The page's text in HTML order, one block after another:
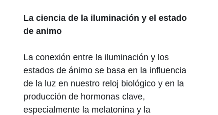
La ciencia de la iluminación y el estado
de animo
La conexión entre la iluminación y los
estados de ánimo se basa en la influencia
de la luz en nuestro reloj biológico y en la
producción de hormonas clave,
especialmente la melatonina y la